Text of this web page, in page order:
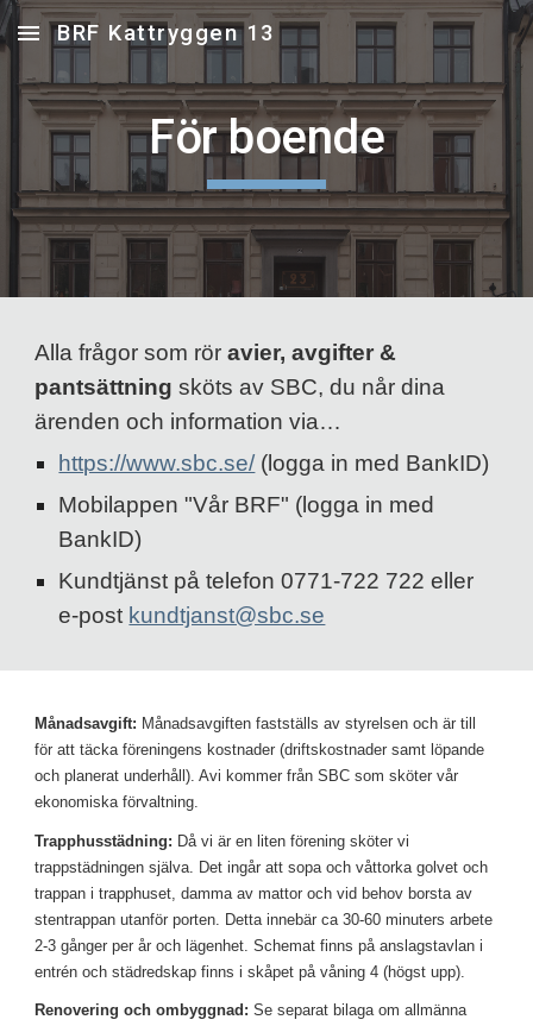
Skip to main content Skip to navigation
BRF Kattryggen 13
För boende
Alla frågor som rör avier, avgifter &
pantsättning sköts av SBC, du når dina
ärenden och information via…
https://www.sbc.se/ (logga in med BankID)
Mobilappen "Vår BRF" (logga in med
BankID)
Kundtjänst på telefon 0771-722 722 eller
e-post kundtjanst@sbc.se
Månadsavgift: Månadsavgiften fastställs av styrelsen och är till
för att täcka föreningens kostnader (driftskostnader samt löpande
och planerat underhåll). Avi kommer från SBC som sköter vår
ekonomiska förvaltning.
Trapphusstädning: Då vi är en liten förening sköter vi
trappstädningen själva. Det ingår att sopa och våttorka golvet och
trappan i trapphuset, damma av mattor och vid behov borsta av
stentrappan utanför porten. Detta innebär ca 30-60 minuters arbete
2-3 gånger per år och lägenhet. Schemat finns på anslagstavlan i
entrén och städredskap finns i skåpet på våning 4 (högst upp).
Renovering och ombyggnad: Se separat bilaga om allmänna